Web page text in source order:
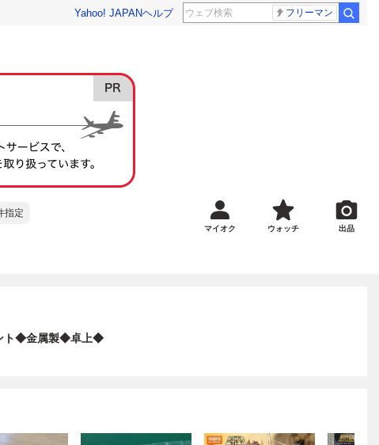
Yahoo! JAPANヘルプ フリーマン
指定
マイオク ウォッチ 出品
ト◆金属製◆卓上◆